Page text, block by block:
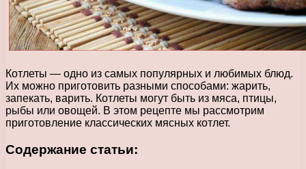
Котлеты — одно из самых популярных и любимых блюд.
Их можно приготовить разными способами: жарить,
запекать, варить. Котлеты могут быть из мяса, птицы,
рыбы или овощей. В этом рецепте мы рассмотрим
приготовление классических мясных котлет.
Содержание статьи: